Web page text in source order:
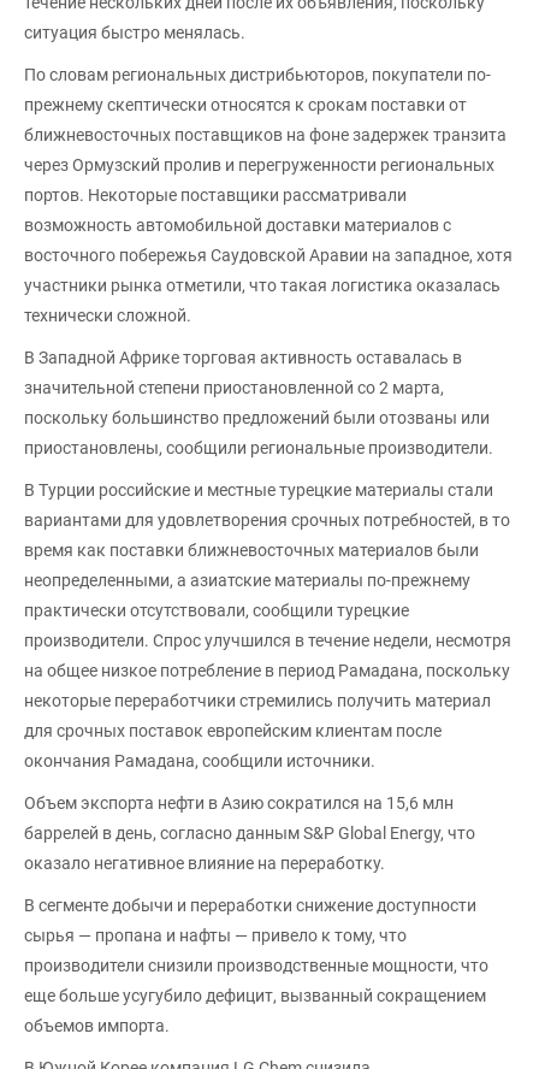
ситуация быстро менялась.
По словам региональных дистрибьюторов, покупатели по-
прежнему скептически относятся к срокам поставки от
ближневосточных поставщиков на фоне задержек транзита
через Ормузский пролив и перегруженности региональных
портов. Некоторые поставщики рассматривали
возможность автомобильной доставки материалов с
восточного побережья Саудовской Аравии на западное, хотя
участники рынка отметили, что такая логистика оказалась
технически сложной.
В Западной Африке торговая активность оставалась в
значительной степени приостановленной со 2 марта,
поскольку большинство предложений были отозваны или
приостановлены, сообщили региональные производители.
В Турции российские и местные турецкие материалы стали
вариантами для удовлетворения срочных потребностей, в то
время как поставки ближневосточных материалов были
неопределенными, а азиатские материалы по-прежнему
практически отсутствовали, сообщили турецкие
производители. Спрос улучшился в течение недели, несмотря
на общее низкое потребление в период Рамадана, поскольку
некоторые переработчики стремились получить материал
для срочных поставок европейским клиентам после
окончания Рамадана, сообщили источники.
Объем экспорта нефти в Азию сократился на 15,6 млн
баррелей в день, согласно данным S&P Global Energy, что
оказало негативное влияние на переработку.
В сегменте добычи и переработки снижение доступности
сырья — пропана и нафты — привело к тому, что
производители снизили производственные мощности, что
еще больше усугубило дефицит, вызванный сокращением
объемов импорта.